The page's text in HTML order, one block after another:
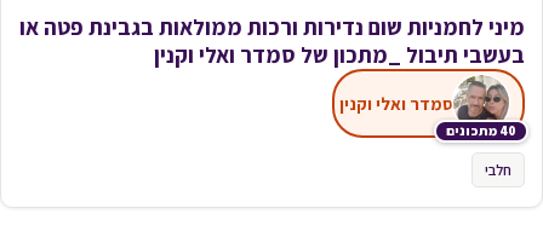
מיני לחמניות שום נדירות ורכות ממולאות בגבינת פטה או
בעשבי תיבול _מתכון של סמדר ואלי וקנין
40 מתכונים
סמדר ואלי וקנין
חלבי